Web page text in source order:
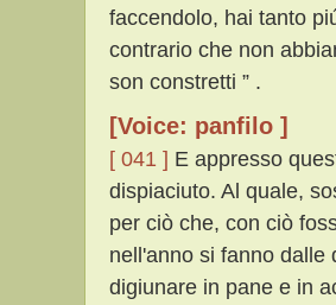
faccendolo, hai tanto
contrario che non
son constretti ” .
[Voice: panfilo ]
[ 041 ] E appresso
dispiaciuto. Al quale,
per ciò che, con ciò
nell'anno si fanno
digiunare in pane e in